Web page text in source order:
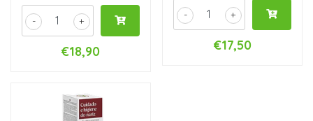
+
-
€18,90
+
-
€17,50